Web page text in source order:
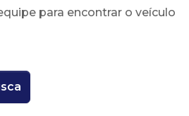
para encontrar o veículo